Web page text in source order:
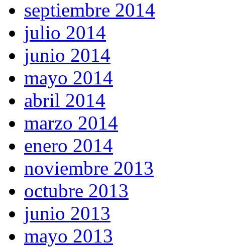
septiembre 2014
julio 2014
junio 2014
mayo 2014
abril 2014
marzo 2014
enero 2014
noviembre 2013
octubre 2013
junio 2013
mayo 2013